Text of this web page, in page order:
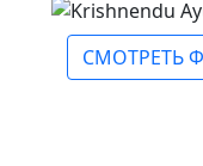
СМОТРЕТЬ